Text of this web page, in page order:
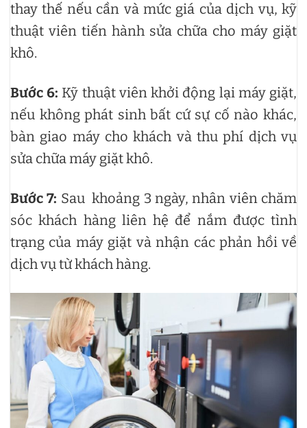
thay thế nếu cần và mức giá của dịch vụ, kỹ
thuật viên tiến hành sửa chữa cho máy giặt
khô.
Bước 6: Kỹ thuật viên khởi động lại máy giặt,
nếu không phát sinh bất cứ sự cố nào khác,
bàn giao máy cho khách và thu phí dịch vụ
sửa chữa máy giặt khô.
Bước 7: Sau khoảng 3 ngày, nhân viên chăm
sóc khách hàng liên hệ để nắm được tình
trạng của máy giặt và nhận các phản hồi về
dịch vụ từ khách hàng.